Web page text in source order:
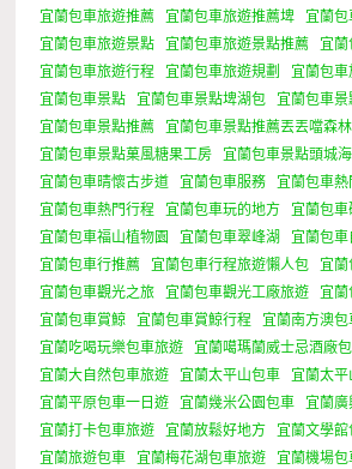
宜蘭包車旅遊推薦
宜蘭包車旅遊推薦埤
宜蘭
宜蘭包車旅遊景點
宜蘭包車旅遊景點推薦
宜
宜蘭包車旅遊行程
宜蘭包車旅遊規劃
宜蘭包
宜蘭包車景點
宜蘭包車景點埤湖包
宜蘭包車
宜蘭包車景點推薦
宜蘭包車景點推薦丟丟噹森林
宜蘭包車景點菓風糖果工房
宜蘭包車景點頭城
宜蘭包車晴懷古步道
宜蘭包車服務
宜蘭包車
宜蘭包車熱門行程
宜蘭包車玩的地方
宜蘭包
宜蘭包車福山植物園
宜蘭包車翠峰湖
宜蘭包
宜蘭包車行推薦
宜蘭包車行程旅遊懶人包
宜
宜蘭包車觀光之旅
宜蘭包車觀光工廠旅遊
宜蘭
宜蘭包車賞鯨
宜蘭包車賞鯨行程
宜蘭南方澳
宜蘭吃喝玩樂包車旅遊
宜蘭噶瑪蘭威士忌酒廠
宜蘭大自然包車旅遊
宜蘭太平山包車
宜蘭太
宜蘭平原包車一日遊
宜蘭幾米公園包車
宜蘭
宜蘭打卡包車旅遊
宜蘭放鬆好地方 宜蘭文學館
宜蘭旅遊包車
宜蘭梅花湖包車旅遊 宜蘭機場